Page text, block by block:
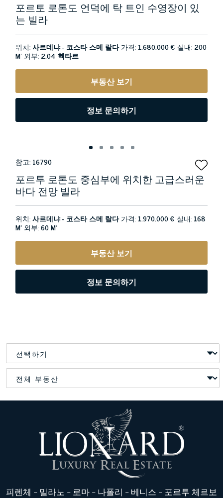
포르토 로톤도 언덕에 탁 트인 수영장이 있
는 빌라
위치:사르데냐 - 코스타 스메 랄다가격: 1.680.000 € 실내: 200
M² 외부: 2.04 헥타르
부동산 보기
정보 문의하기
참고: 16790
포르투 로톤도 중심부에 위치한 고급스러운
바다 전망 빌라
위치:사르데냐 - 코스타 스메 랄다가격: 1.970.000 € 실내: 168
M² 외부:60 M²
부동산 보기
정보 문의하기
피렌체 - 밀라노 - 로마 - 나폴리 - 베니스 - 포르투 체르보